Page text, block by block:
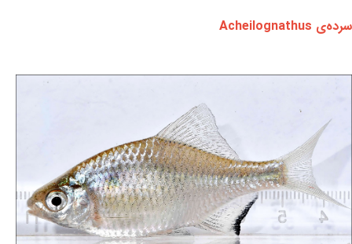
سرده‌ی Acheilognathus